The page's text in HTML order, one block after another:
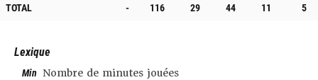
TOTAL
- 116 29 44 11 5
Lexique
Min Nombre de minutes jouées